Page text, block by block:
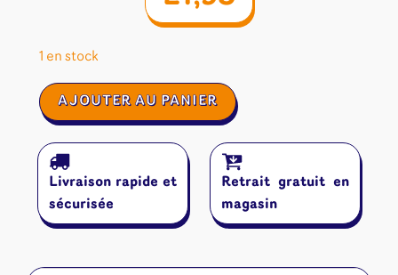
1 en stock
quantité
de
Rogue
Conseil
AJOUTER AU PANIER
Livraison rapide et
sécurisée
Retrait gratuit en
magasin